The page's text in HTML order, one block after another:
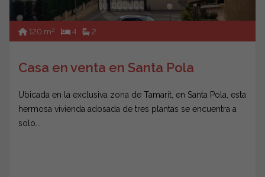
120 m2 4 2
Casa en venta en Santa Pola
Ubicada en la exclusiva zona de Tamarit, en Santa Pola, esta
hermosa vivienda adosada de tres plantas se encuentra a
solo...